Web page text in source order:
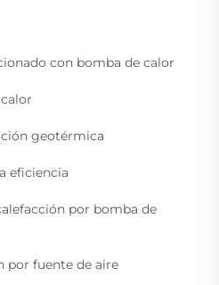
con bomba de calor
geotérmica
eficiencia
por bomba de
por fuente de aire